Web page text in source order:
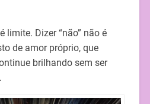
limite. Dizer “não” não é
de amor próprio, que
brilhando sem ser